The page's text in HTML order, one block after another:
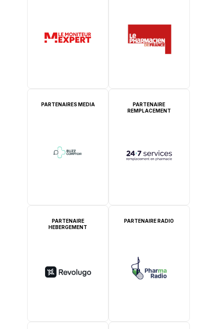
PARTENAIRES MEDIA
PARTENAIRE
REMPLACEMENT
PARTENAIRE
HEBERGEMENT
PARTENAIRE RADIO